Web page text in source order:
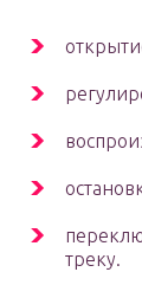
треку.